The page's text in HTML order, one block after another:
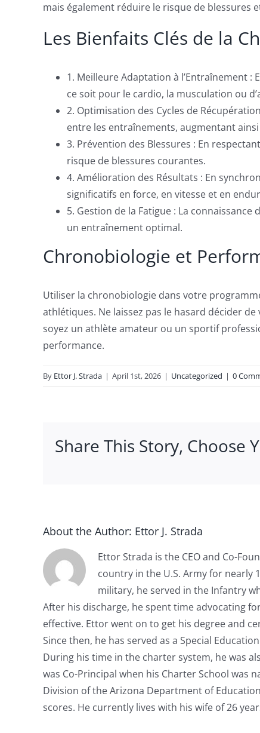
mais également réduire le risque de blessures
Les Bienfaits Clés de la
1. Meilleure Adaptation à l’Entraînement
ce soit pour le cardio, la musculation ou
2. Optimisation des Cycles de
entre les entraînements, augmentant
3. Prévention des Blessures : En
risque de blessures courantes.
4. Amélioration des Résultats : En
significatifs en force, en vitesse et en
5. Gestion de la Fatigue : La
un entraînement optimal.
Chronobiologie et
Utiliser la chronobiologie dans votre
athlétiques. Ne laissez pas le hasard décider
soyez un athlète amateur ou un sportif
performance.
By Ettor J. Strada | April 1st, 2026 | Uncategorized | 0
Share This Story, Choose
About the Author: Ettor J. Strada
Ettor Strada is the CEO and Co-
country in the U.S. Army for nearly
military, he served in the Infantry
After his discharge, he spent time advocating
effective. Ettor went on to get his degree and
Since then, he has served as a Special
During his time in the charter system, he was
was Co-Principal when his Charter School was
Division of the Arizona Department of
scores. He currently lives with his wife of 26
Énormes